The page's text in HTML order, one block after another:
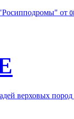
от
верховых